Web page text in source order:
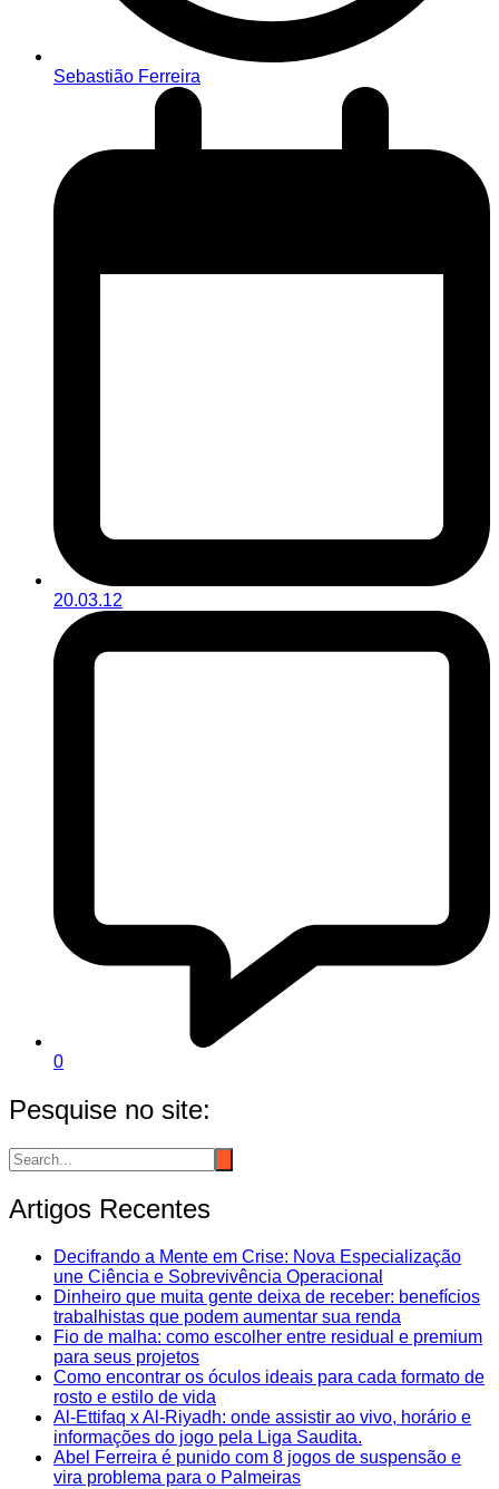
Sebastião Ferreira
20.03.12
0
Pesquise no site:
Artigos Recentes
Decifrando a Mente em Crise: Nova Especialização
une Ciência e Sobrevivência Operacional
Dinheiro que muita gente deixa de receber: benefícios
trabalhistas que podem aumentar sua renda
Fio de malha: como escolher entre residual e premium
para seus projetos
Como encontrar os óculos ideais para cada formato de
rosto e estilo de vida
Al-Ettifaq x Al-Riyadh: onde assistir ao vivo, horário e
informações do jogo pela Liga Saudita.
Abel Ferreira é punido com 8 jogos de suspensão e
vira problema para o Palmeiras